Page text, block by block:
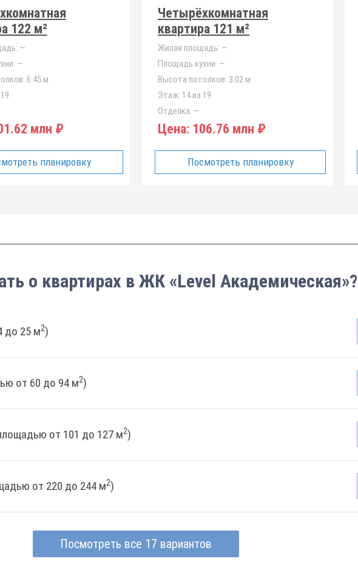
122 м²
—
—
6.45 м
млн ₽
планировку
Четырёхкомнатная
квартира 121 м²
Жилая площадь: —
Площадь кухни: —
Высота потолков: 3.02 м
Этаж: 14 из 19
Отделка: —
Цена: 106.76 млн ₽
Посмотреть планировку
о квартирах в ЖК «Level Академическая»?
до 25 м2)
от 60 до 94 м2)
от 101 до 127 м2)
от 220 до 244 м2)
Посмотреть все 17 вариантов